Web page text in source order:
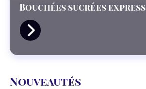
Bouchées sucrées express
Nouveautés